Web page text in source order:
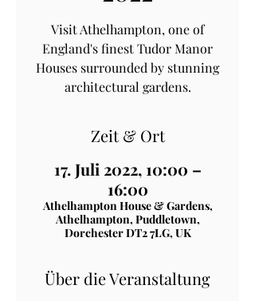
Visit Athelhampton, one of
England's finest Tudor Manor
Houses surrounded by stunning
architectural gardens.
Zeit & Ort
17. Juli 2022, 10:00 –
16:00
Athelhampton House & Gardens,
Athelhampton, Puddletown,
Dorchester DT2 7LG, UK
Über die Veranstaltung